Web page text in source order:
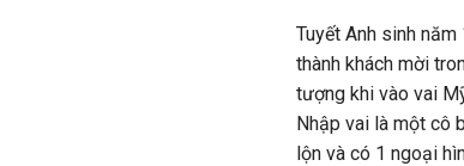
Tuyết Anh sinh
thành khách mời
tượng khi vào vai
Nhập vai là một cô
lộn và có 1 ngoại